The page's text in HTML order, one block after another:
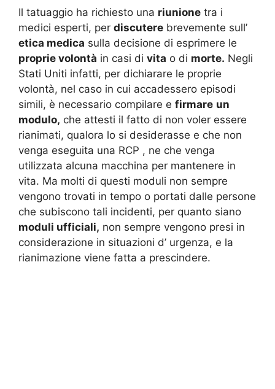
Il tatuaggio ha richiesto una riunione tra i
medici esperti, per discutere brevemente sull’
etica medica sulla decisione di esprimere le
proprie volontà in casi di vita o di morte. Negli
Stati Uniti infatti, per dichiarare le proprie
volontà, nel caso in cui accadessero episodi
simili, è necessario compilare e firmare un
modulo, che attesti il fatto di non voler essere
rianimati, qualora lo si desiderasse e che non
venga eseguita una RCP , ne che venga
utilizzata alcuna macchina per mantenere in
vita. Ma molti di questi moduli non sempre
vengono trovati in tempo o portati dalle persone
che subiscono tali incidenti, per quanto siano
moduli ufficiali, non sempre vengono presi in
considerazione in situazioni d’ urgenza, e la
rianimazione viene fatta a prescindere.